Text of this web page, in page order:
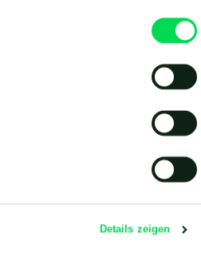
Details zeigen
das Verstopfung
effiziente Pumpen und